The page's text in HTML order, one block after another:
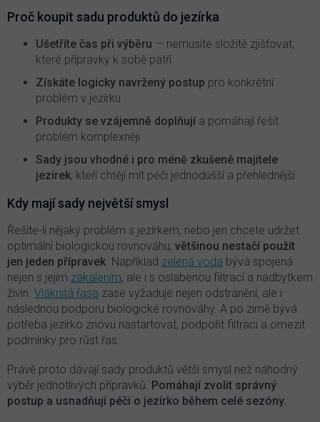
u
Proč koupit sadu produktů do jezírka
Ušetříte čas při výběru — nemusíte složitě zjišťovat,
které přípravky k sobě patří
Získáte logicky navržený postup pro konkrétní
problém v jezírku
Produkty se vzájemně doplňují a pomáhají řešit
problém komplexněji
Sady jsou vhodné i pro méně zkušené majitele
jezírek, kteří chtějí mít péči jednodušší a přehlednější
Kdy mají sady největší smysl
Řešíte-li nějaký problém s jezírkem, nebo jen chcete udržet
optimální biologickou rovnováhu, většinou nestačí použít
jen jeden přípravek. Například zelená voda bývá spojená
nejen s jejím zakalením, ale i s oslabenou filtrací a nadbytkem
živin. Vláknitá řasa zase vyžaduje nejen odstranění, ale i
následnou podporu biologické rovnováhy. A po zimě bývá
potřeba jezírko znovu nastartovat, podpořit filtraci a omezit
podmínky pro růst řas.
Právě proto dávají sady produktů větší smysl než náhodný
výběr jednotlivých přípravků. Pomáhají zvolit správný
postup a usnadňují péči o jezírko během celé sezóny.